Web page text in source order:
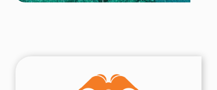
Onze werkwijze